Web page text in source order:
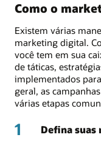
Como o
Existem várias
marketing digital.
você tem em sua
de táticas,
implementados
geral, as
várias etapas
1 Defina suas